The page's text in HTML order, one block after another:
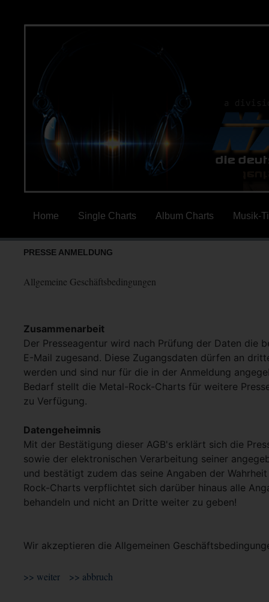
Home Single Charts Album Charts Musik-
PRESSE ANMELDUNG
Allgemeine Geschäftsbedingungen
Zusammenarbeit
Der Presseagentur wird nach Prüfung der Daten die
E-Mail zugesand. Diese Zugangsdaten dürfen an
werden und sind nur für die in der Anmeldung
Bedarf stellt die Metal-Rock-Charts für weitere
zu Verfügung.
Datengeheimnis
Mit der Bestätigung dieser AGB's erklärt sich die
sowie der elektronischen Verarbeitung seiner
und bestätigt zudem das seine Angaben der
Rock-Charts verpflichtet sich darüber hinaus alle
behandeln und nicht an Dritte weiter zu geben!
Wir akzeptieren die Allgemeinen